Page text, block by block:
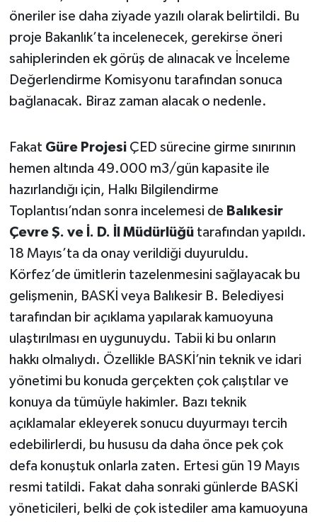
öneriler ise daha ziyade yazılı olarak belirtildi. Bu
proje Bakanlık’ta incelenecek, gerekirse öneri
sahiplerinden ek görüş de alınacak ve İnceleme
Değerlendirme Komisyonu tarafından sonuca
bağlanacak. Biraz zaman alacak o nedenle.
Fakat Güre Projesi ÇED sürecine girme sınırının
hemen altında 49.000 m3/gün kapasite ile
hazırlandığı için, Halkı Bilgilendirme
Toplantısı’ndan sonra incelemesi de Balıkesir
Çevre Ş. ve İ. D. İl Müdürlüğü tarafından yapıldı.
18 Mayıs’ta da onay verildiği duyuruldu.
Körfez’de ümitlerin tazelenmesini sağlayacak bu
gelişmenin, BASKİ veya Balıkesir B. Belediyesi
tarafından bir açıklama yapılarak kamuoyuna
ulaştırılması en uygunuydu. Tabii ki bu onların
hakkı olmalıydı. Özellikle BASKİ’nin teknik ve idari
yönetimi bu konuda gerçekten çok çalıştılar ve
konuya da tümüyle hakimler. Bazı teknik
açıklamalar ekleyerek sonucu duyurmayı tercih
edebilirlerdi, bu hususu da daha önce pek çok
defa konuştuk onlarla zaten. Ertesi gün 19 Mayıs
resmi tatildi. Fakat daha sonraki günlerde BASKİ
yöneticileri, belki de çok istediler ama kamuoyuna